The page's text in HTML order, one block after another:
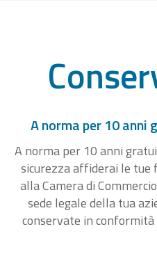
A norma per 10
A norma per 10 anni
sicurezza affiderai le
alla Camera di
sede legale della tua
conservate in